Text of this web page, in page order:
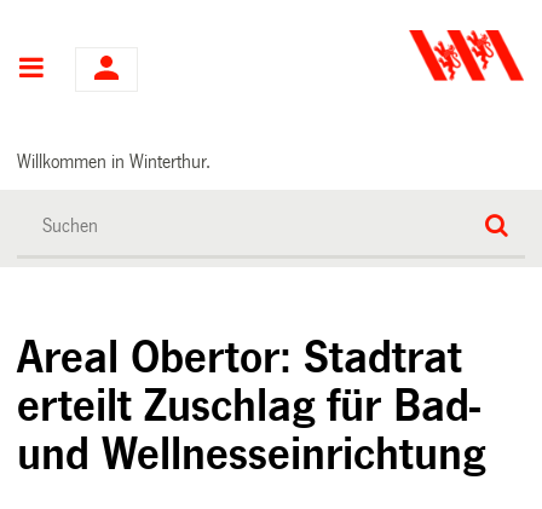
Hauptnavigation
Willkommen in Winterthur.
Areal Obertor: Stadtrat
erteilt Zuschlag für Bad-
und Wellnesseinrichtung